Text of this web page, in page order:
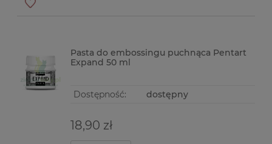
Pasta do embossingu puchnąca Pentart
Expand 50 ml
Dostępność: dostępny
18,90 zł